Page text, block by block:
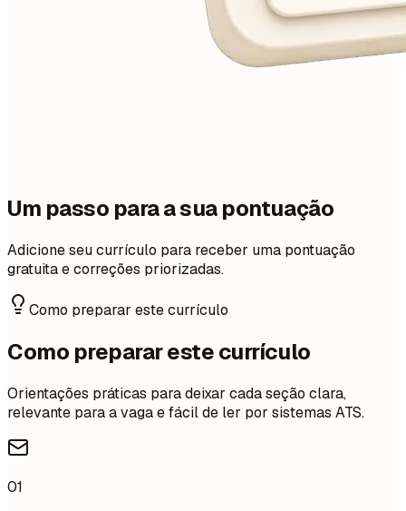
Um passo para a sua pontuação
Adicione seu currículo para receber uma pontuação
gratuita e correções priorizadas.
Como preparar este currículo
Como preparar este currículo
Orientações práticas para deixar cada seção clara,
relevante para a vaga e fácil de ler por sistemas ATS.
01